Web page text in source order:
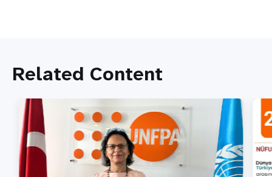
Related Content